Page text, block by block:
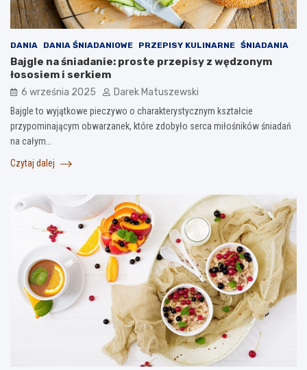
DANIA DANIA ŚNIADANIOWE PRZEPISY KULINARNE ŚNIADANIA
Bajgle na śniadanie: proste przepisy z wędzonym
łososiem i serkiem
6 września 2025 Darek Matuszewski
Bajgle to wyjątkowe pieczywo o charakterystycznym kształcie
przypominającym obwarzanek, które zdobyło serca miłośników śniadań
na całym…
Czytaj dalej